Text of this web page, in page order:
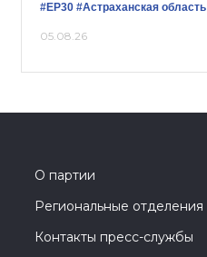
#ЕР30 #Астраханская область
05.08.26
О партии
Региональные отделения
Контакты пресс-службы